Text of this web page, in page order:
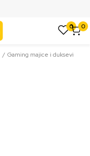
0 0
Gaming majice i duksevi